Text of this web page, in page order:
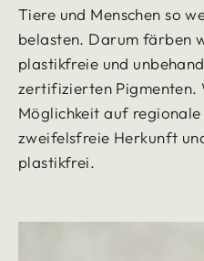
Tiere und Menschen so
belasten. Darum färben
plastikfreie und
zertifizierten Pigmenten.
Möglichkeit auf
zweifelsfreie Herkunft
plastikfrei.